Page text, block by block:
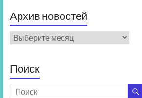
Архив новостей
Архив
новостей
Поиск